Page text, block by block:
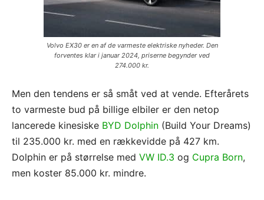
Volvo EX30 er en af de varmeste elektriske nyheder. Den
forventes klar i januar 2024, priserne begynder ved
274.000 kr.
Men den tendens er så småt ved at vende. Efterårets
to varmeste bud på billige elbiler er den netop
lancerede kinesiske BYD Dolphin (Build Your Dreams)
til 235.000 kr. med en rækkevidde på 427 km.
Dolphin er på størrelse med VW ID.3 og Cupra Born,
men koster 85.000 kr. mindre.